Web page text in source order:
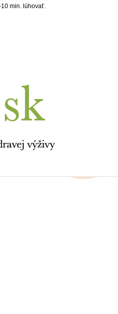
min. lúhovať.